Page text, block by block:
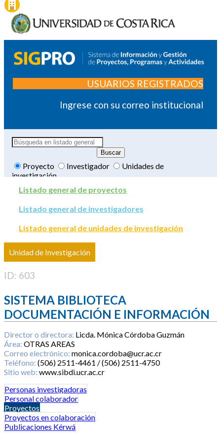
USUARIOS REGISTRADOS
Ingrese con su correo institucional
Proyecto Investigador
Unidades de
investigación
Listado general de proyectos
Listado general de investigadores
Listado general de unidades de investigación
Unidad de Investigación
ID: 603
SISTEMA BIBLIOTECA
DOCUMENTACIÓN E INFORMACIÓN
Director o directora: Licda. Mónica Córdoba Guzmán
Área: OTRAS AREAS
Correo electrónico: monica.cordoba@ucr.ac.cr
Teléfono: (506) 2511-4461 / (506) 2511-4750
Sitio web: www.sibdi.ucr.ac.cr
Personas investigadoras
Personal colaborador
Proyectos
Proyectos en colaboración
Publicaciones Kérwá